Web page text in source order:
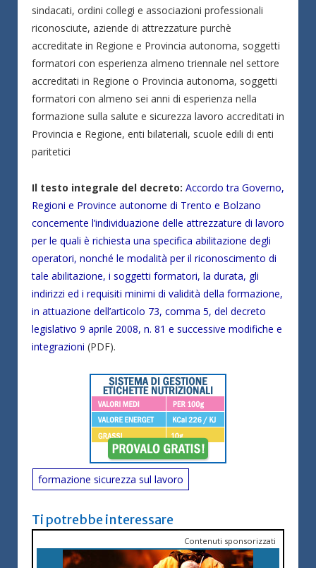
sindacati, ordini collegi e associazioni professionali
riconosciute, aziende di attrezzature purchè
accreditate in Regione e Provincia autonoma, soggetti
formatori con esperienza almeno triennale nel settore
accreditati in Regione o Provincia autonoma, soggetti
formatori con almeno sei anni di esperienza nella
formazione sulla salute e sicurezza lavoro accreditati in
Provincia e Regione, enti bilateriali, scuole edili di enti
paritetici
Il testo integrale del decreto: Accordo tra Governo,
Regioni e Province autonome di Trento e Bolzano
concernente l’individuazione delle attrezzature di lavoro
per le quali è richiesta una specifica abilitazione degli
operatori, nonché le modalità per il riconoscimento di
tale abilitazione, i soggetti formatori, la durata, gli
indirizzi ed i requisiti minimi di validità della formazione,
in attuazione dell’articolo 73, comma 5, del decreto
legislativo 9 aprile 2008, n. 81 e successive modifiche e
integrazioni (PDF).
formazione sicurezza sul lavoro
Ti potrebbe interessare
Contenuti sponsorizzati